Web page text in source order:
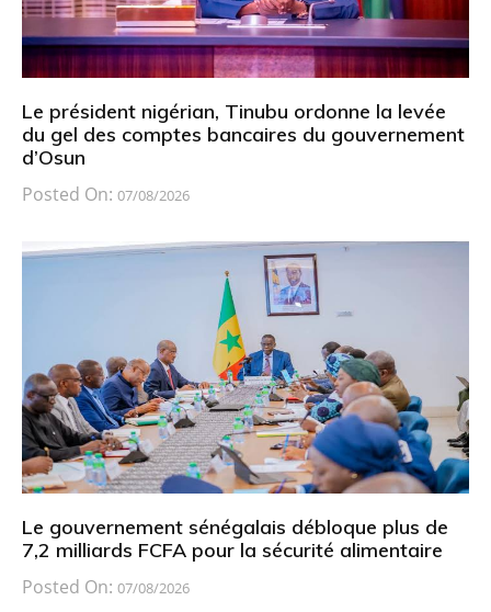
Le président nigérian, Tinubu ordonne la levée
du gel des comptes bancaires du gouvernement
d’Osun
Posted On: 07/08/2026
Le gouvernement sénégalais débloque plus de
7,2 milliards FCFA pour la sécurité alimentaire
Posted On: 07/08/2026